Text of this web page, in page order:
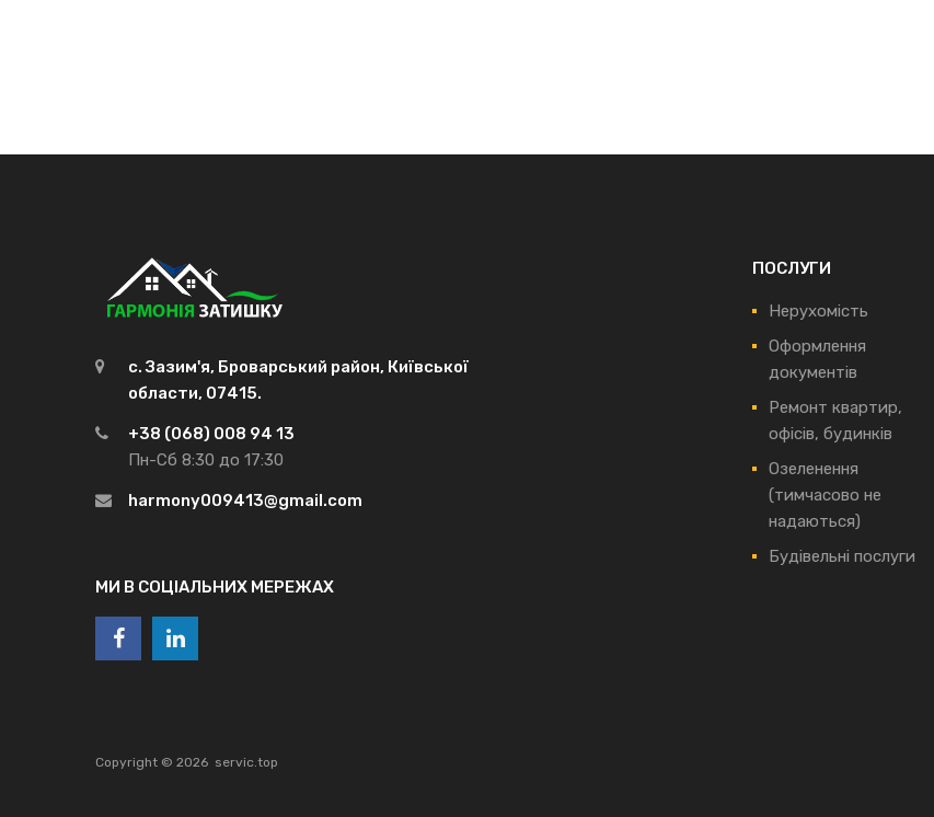
с. Зазим'я, Броварський район, Київської
области, 07415.
+38 (068) 008 94 13
Пн-Сб 8:30 до 17:30
harmony009413@gmail.com
МИ В СОЦІАЛЬНИХ МЕРЕЖАХ
ПОСЛУГИ
Нерухомість
Оформлення
документів
Ремонт квартир,
офісів, будинків
Озеленення
(тимчасово не
надаються)
Будівельні послуги
Copyright © 2026 servic.top